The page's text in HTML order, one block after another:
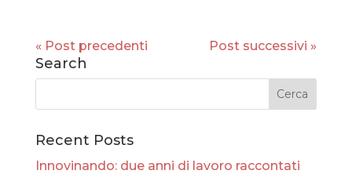
« Post precedenti Post successivi »
Search
Recent Posts
Innovinando: due anni di lavoro raccontati